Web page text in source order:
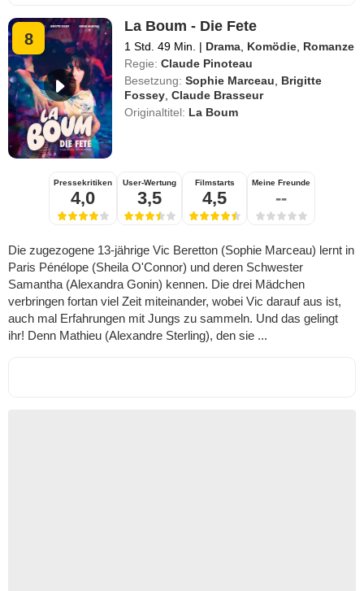
8
La Boum - Die Fete
1 Std. 49 Min. | Drama Komödie Romanze
Regie: Claude Pinoteau
Besetzung: Sophie Marceau
Brigitte
Fossey ,Claude Brasseur
Originaltitel: La Boum
Pressekritiken
4,0
User-Wertung
3,5
Filmstarts
4,5
Meine Freunde
--
Die zugezogene 13-jährige Vic Beretton (Sophie Marceau) lernt in
Paris Pénélope (Sheila O'Connor) und deren Schwester
Samantha (Alexandra Gonin) kennen. Die drei Mädchen
verbringen fortan viel Zeit miteinander, wobei Vic darauf aus ist,
auch mal Erfahrungen mit Jungs zu sammeln. Und das gelingt
ihr! Denn Mathieu (Alexandre Sterling), den sie ...